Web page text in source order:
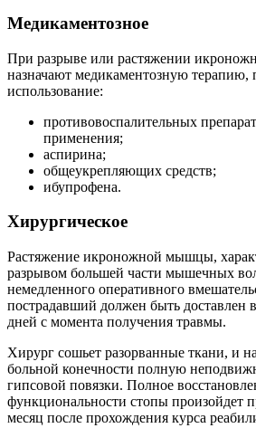
Медикаментозное
При разрыве или растяжении
назначают медикаментозную
использование:
противовоспалительных
применения;
аспирина;
общеукрепляющих средств;
ибупрофена.
Хирургическое
Растяжение икроножной мышцы,
разрывом большей части мышечных
немедленного оперативного
пострадавший должен быть доставлен
дней с момента получения травмы.
Хирург сошьет разорванные ткани, и
больной конечности полную
гипсовой повязки. Полное
функциональности стопы произойдет
месяц после прохождения курса